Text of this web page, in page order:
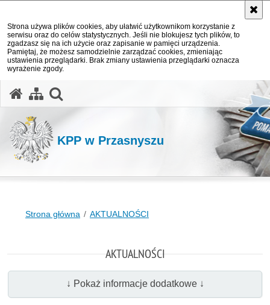
Strona używa plików cookies, aby ułatwić użytkownikom korzystanie z
serwisu oraz do celów statystycznych. Jeśli nie blokujesz tych plików, to
zgadzasz się na ich użycie oraz zapisanie w pamięci urządzenia.
Pamiętaj, że możesz samodzielnie zarządzać cookies, zmieniając
ustawienia przeglądarki. Brak zmiany ustawienia przeglądarki oznacza
wyrażenie zgody.
KPP w Przasnyszu
Strona główna AKTUALNOŚCI
AKTUALNOŚCI
↓ Pokaż informacje dodatkowe ↓